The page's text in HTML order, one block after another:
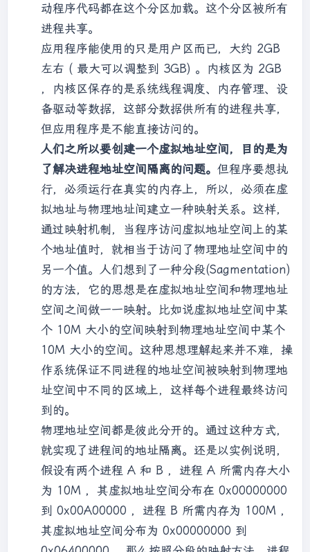
动程序代码都在这个分区加载。这个分区被所有
进程共享。
应用程序能使用的只是用户区而已，大约 2GB
左右 ( 最大可以调整到 3GB) 。内核区为 2GB
，内核区保存的是系统线程调度、内存管理、设
备驱动等数据，这部分数据供所有的进程共享，
但应用程序是不能直接访问的。
人们之所以要创建一个虚拟地址空间，目的是为
了解决进程地址空间隔离的问题。 但程序要想执
行，必须运行在真实的内存上，所以，必须在虚
拟地址与物理地址间建立一种映射关系。这样，
通过映射机制，当程序访问虚拟地址空间上的某
个地址值时，就相当于访问了物理地址空间中的
另一个值。人们想到了一种分段(Sagmentation)
的方法，它的思想是在虚拟地址空间和物理地址
空间之间做一一映射。比如说虚拟地址空间中某
个 10M 大小的空间映射到物理地址空间中某个
10M 大小的空间。这种思想理解起来并不难，操
作系统保证不同进程的地址空间被映射到物理地
址空间中不同的区域上，这样每个进程最终访问
到的。
物理地址空间都是彼此分开的。通过这种方式，
就实现了进程间的地址隔离。还是以实例说明，
假设有两个进程 A 和 B ，进程 A 所需内存大小
为 10M ，其虚拟地址空间分布在 0x00000000
到 0x00A00000 ，进程 B 所需内存为 100M ，
其虚拟地址空间分布为 0x00000000 到